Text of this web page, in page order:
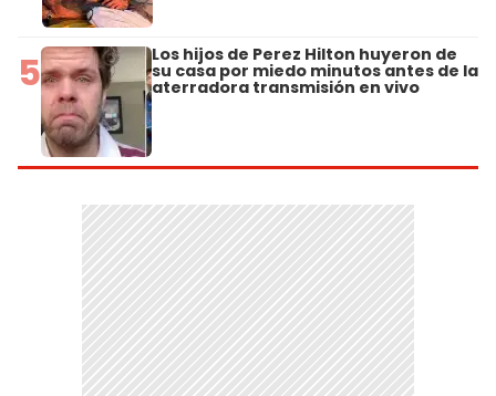
5 Los hijos de Perez Hilton huyeron de
su casa por miedo minutos antes de la
aterradora transmisión en vivo